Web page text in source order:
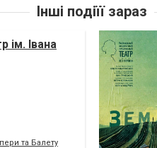
Інші подіїї зараз
ім. Івана
та Балету